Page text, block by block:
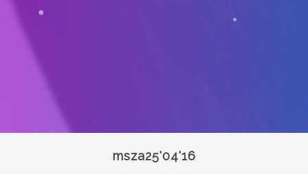
msza25'04'16